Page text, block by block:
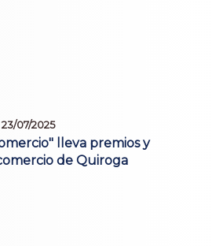
23/07/2025
lleva premios y
de Quiroga